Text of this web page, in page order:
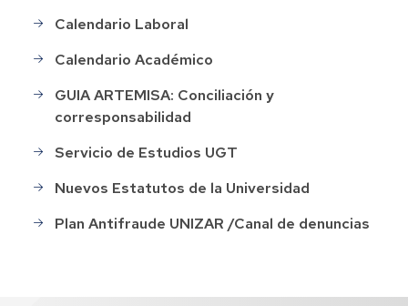
Calendario Laboral
Calendario Académico
GUIA ARTEMISA: Conciliación y
corresponsabilidad
Servicio de Estudios UGT
Nuevos Estatutos de la Universidad
Plan Antifraude UNIZAR /Canal de denuncias